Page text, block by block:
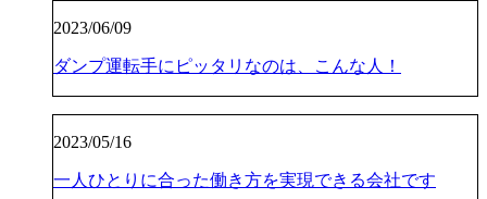
2023/06/09
ダンプ運転手にピッタリなのは、こんな人！
2023/05/16
一人ひとりに合った働き方を実現できる会社です